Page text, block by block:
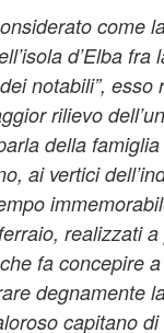
come
d’Elba fra
notabili”,
rilievo
della
ai vertici
realizzati
fa concepire
degnamente
capitano